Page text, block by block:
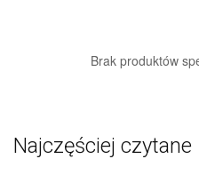
Brak produktów
Najczęściej czytane